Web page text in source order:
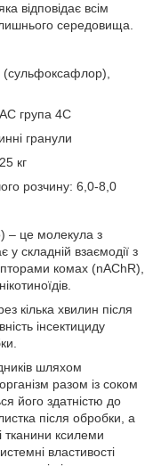
відповідає всім
середовища.
група 4С
гранули
кг
розчину: 6,0-8,0
– це молекула з
складній взаємодії з
комах (nAChR),
кілька хвилин після
інсектициду
шляхом
разом із соком
його здатністю до
після обробки, а
тканини ксилеми
властивості